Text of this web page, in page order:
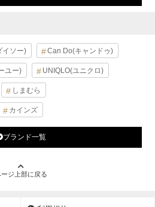
イソー) Can Do(キャンドゥ)
ユー) UNIQLO(ユニクロ)
しまむら
カインズ
ブランド一覧
ージ上部に戻る